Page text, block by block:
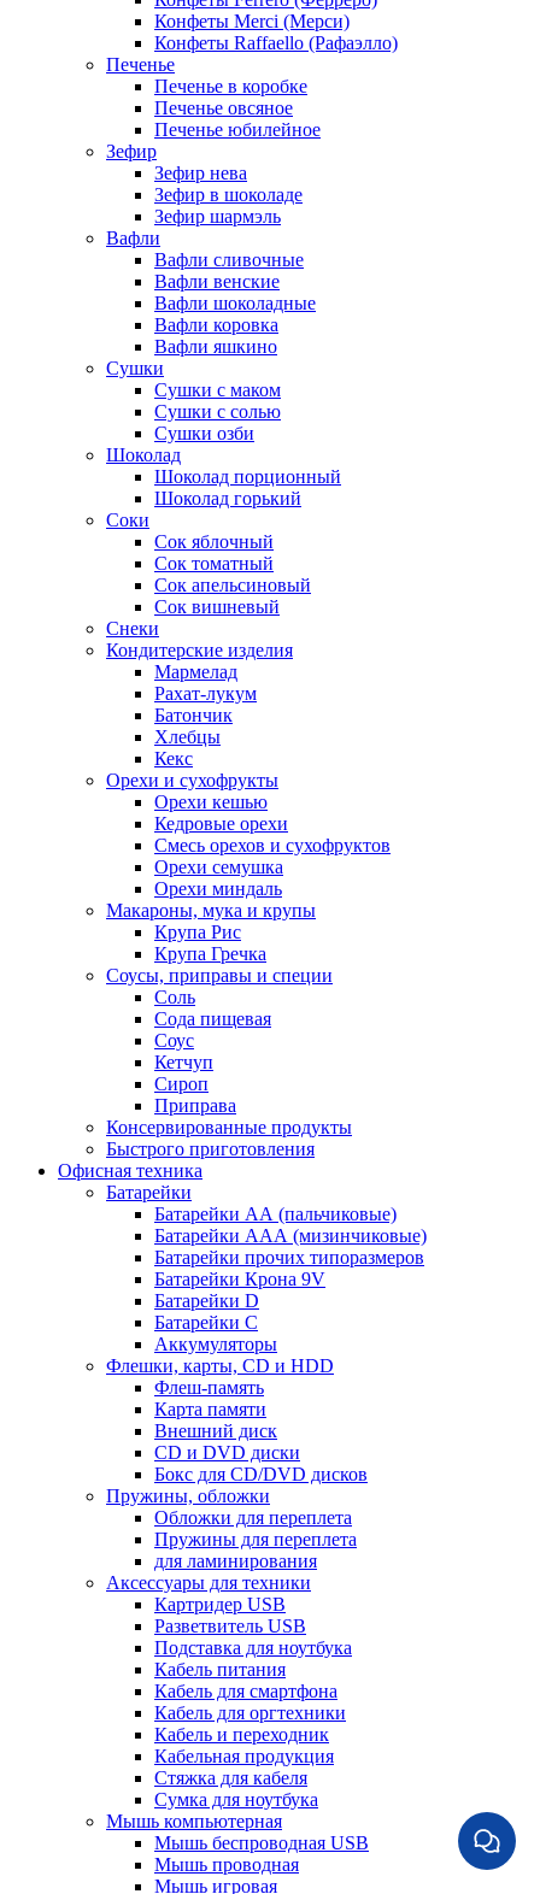
Конфеты Merci (Мерси)
Конфеты Raffaello (Рафаэлло)
Печенье
Печенье в коробке
Печенье овсяное
Печенье юбилейное
Зефир
Зефир нева
Зефир в шоколаде
Зефир шармэль
Вафли
Вафли сливочные
Вафли венские
Вафли шоколадные
Вафли коровка
Вафли яшкино
Сушки
Сушки с маком
Сушки с солью
Сушки озби
Шоколад
Шоколад порционный
Шоколад горький
Соки
Сок яблочный
Сок томатный
Сок апельсиновый
Сок вишневый
Снеки
Кондитерские изделия
Мармелад
Рахат-лукум
Батончик
Хлебцы
Кекс
Орехи и сухофрукты
Орехи кешью
Кедровые орехи
Смесь орехов и сухофруктов
Орехи семушка
Орехи миндаль
Макароны, мука и крупы
Крупа Рис
Крупа Гречка
Соусы, приправы и специи
Соль
Сода пищевая
Соус
Кетчуп
Сироп
Приправа
Консервированные продукты
Быстрого приготовления
Офисная техника
Батарейки
Батарейки АА (пальчиковые)
Батарейки ААА (мизинчиковые)
Батарейки прочих типоразмеров
Батарейки Крона 9V
Батарейки D
Батарейки С
Аккумуляторы
Флешки, карты, CD и HDD
Флеш-память
Карта памяти
Внешний диск
CD и DVD диски
Бокс для CD/DVD дисков
Пружины, обложки
Обложки для переплета
Пружины для переплета
для ламинирования
Аксессуары для техники
Картридер USB
Разветвитель USB
Подставка для ноутбука
Кабель питания
Кабель для смартфона
Кабель для оргтехники
Кабель и переходник
Кабельная продукция
Стяжка для кабеля
Сумка для ноутбука
Мышь компьютерная
Мышь беспроводная USB
Мышь проводная
Мышь игровая